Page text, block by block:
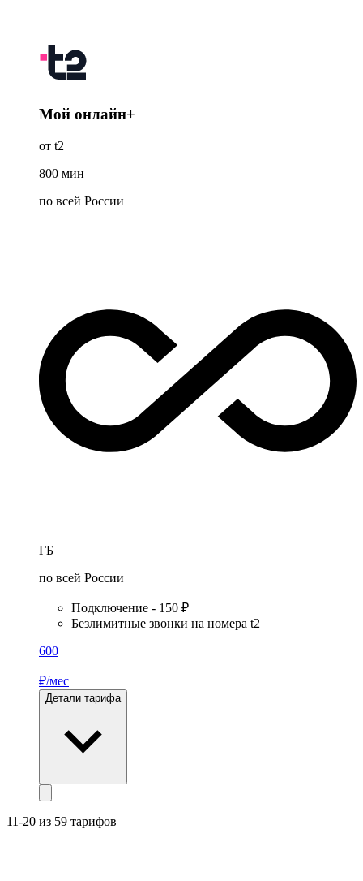
Мой онлайн+
от t2
800 мин
по всей России
ГБ
по всей России
Подключение - 150 ₽
Безлимитные звонки на номера t2
600
₽/мес
Детали тарифа
11-20 из 59 тарифов